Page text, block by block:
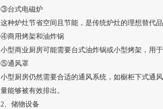
③台式电磁炉
这种炉灶节省空间且节能，是传统炉灶的理想替代
④商用烤架和油炸锅
小型商业厨房可能需要台式油炸锅或小型烤架，用
⑤通风罩
小型厨房仍然需要合适的通风系统，如橱柜下式通风罩
量能够被有效排出。
2、储物设备